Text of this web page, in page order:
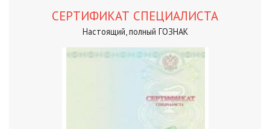
СЕРТИФИКАТ СПЕЦИАЛИСТА
Настоящий, полный ГОЗНАК